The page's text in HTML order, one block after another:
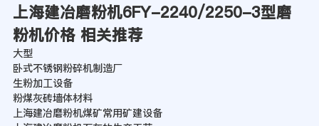
上海建冶磨粉机6FY-2240/2250-3型磨
粉机价格 相关推荐
大型
卧式不锈钢粉碎机制造厂
生粉加工设备
粉煤灰砖墙体材料
上海建冶磨粉机煤矿常用矿建设备